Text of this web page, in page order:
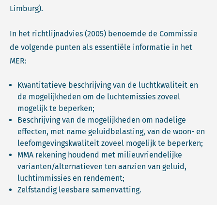
Limburg).
In het richtlijnadvies (2005) benoemde de Commissie
de volgende punten als essentiële informatie in het
MER:
Kwantitatieve beschrijving van de luchtkwaliteit en
de mogelijkheden om de luchtemissies zoveel
mogelijk te beperken;
Beschrijving van de mogelijkheden om nadelige
effecten, met name geluidbelasting, van de woon- en
leefomgevingskwaliteit zoveel mogelijk te beperken;
MMA rekening houdend met milieuvriendelijke
varianten/alternatieven ten aanzien van geluid,
luchtimmissies en rendement;
Zelfstandig leesbare samenvatting.